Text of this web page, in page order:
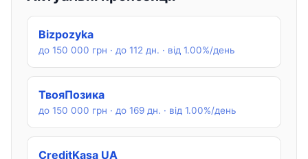
Bizpozyka
до 150 000 грн · до 112 дн. · від 1.00%/день
ТвояПозика
до 150 000 грн · до 169 дн. · від 1.00%/день
CreditKasa UA